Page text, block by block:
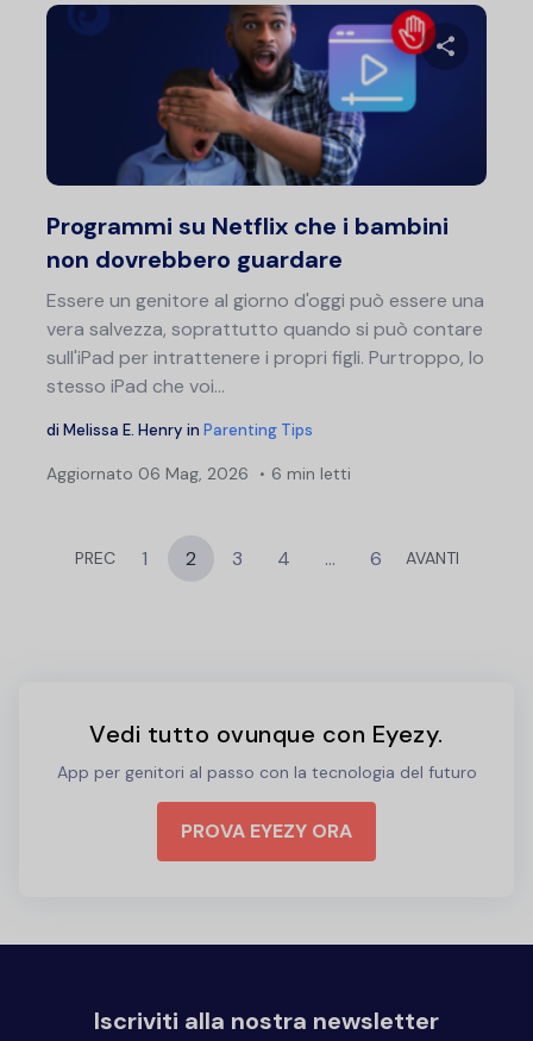
Condividi
Programmi su Netflix che i bambini
non dovrebbero guardare
Essere un genitore al giorno d'oggi può essere una
vera salvezza, soprattutto quando si può contare
sull'iPad per intrattenere i propri figli. Purtroppo, lo
stesso iPad che voi...
di Melissa E. Henry in Parenting Tips
Aggiornato 06 Mag, 2026 6 min letti
PREC 1 2 3 4 … 6 AVANTI
Vedi tutto ovunque con Eyezy.
App per genitori al passo con la tecnologia del futuro
PROVA EYEZY ORA
Iscriviti alla nostra newsletter